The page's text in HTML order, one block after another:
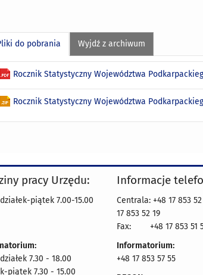
do pobrania Wyjdź z archiwum
Rocznik Statystyczny Województwa
Rocznik Statystyczny Województwa
pracy Urzędu:
piątek 7.00-15.00
7.30 - 18.00
piątek 7.30 - 15.00
Informacje
Centrala: +48 17 853 52
17 853 52 19
Fax:
+48 17 853 51
Informatorium:
+48 17 853 57 55